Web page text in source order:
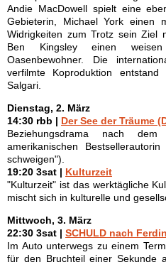
Andie MacDowell spielt eine
Gebieterin, Michael York einen
Widrigkeiten zum Trotz sein Ziel
Ben Kingsley einen
Oasenbewohner. Die
verfilmte Koproduktion
Salgari.
Dienstag, 2. März
14:30 rbb | Der See der Träume
Beziehungsdrama nach
amerikanischen
schweigen").
19:20 3sat | Kulturzeit
"Kulturzeit" ist das werktägliche
mischt sich in kulturelle und
Mittwoch, 3. März
22:30 3sat | SCHULD nach
Im Auto unterwegs zu einem
für den Bruchteil einer Sekunde